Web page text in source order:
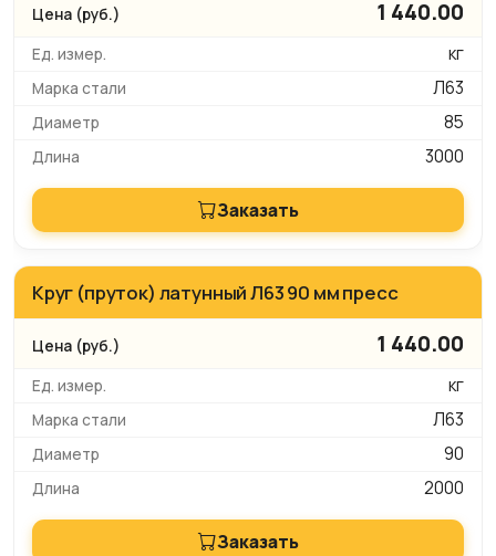
1 440.00
кг
Л63
85
3000
Заказать
Круг (пруток) латунный Л63 90 мм пресс
1 440.00
кг
Л63
90
2000
Заказать